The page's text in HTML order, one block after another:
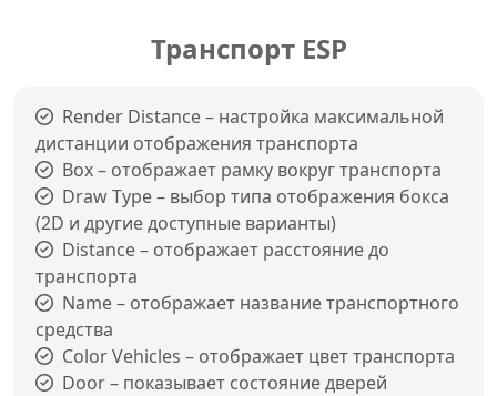
Транспорт ESP
Render Distance – настройка максимальной
дистанции отображения транспорта
Box – отображает рамку вокруг транспорта
Draw Type – выбор типа отображения бокса
(2D и другие доступные варианты)
Distance – отображает расстояние до
транспорта
Name – отображает название транспортного
средства
Color Vehicles – отображает цвет транспорта
Door – показывает состояние дверей